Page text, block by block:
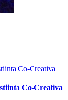
Co-Creativa